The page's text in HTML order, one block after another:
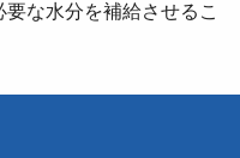
な水分を補給させるこ